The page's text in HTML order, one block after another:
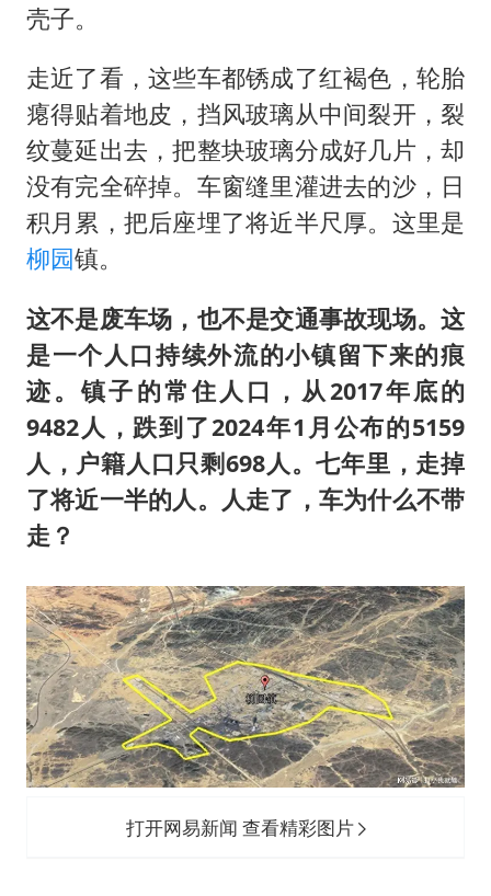
壳子。
走近了看，这些车都锈成了红褐色，轮胎
瘪得贴着地皮，挡风玻璃从中间裂开，裂
纹蔓延出去，把整块玻璃分成好几片，却
没有完全碎掉。车窗缝里灌进去的沙，日
积月累，把后座埋了将近半尺厚。这里是
柳园镇。
这不是废车场，也不是交通事故现场。这
是一个人口持续外流的小镇留下来的痕
迹。镇子的常住人口，从2017年底的
9482人，跌到了2024年1月公布的5159
人，户籍人口只剩698人。七年里，走掉
了将近一半的人。人走了，车为什么不带
走？
打开网易新闻 查看精彩图片